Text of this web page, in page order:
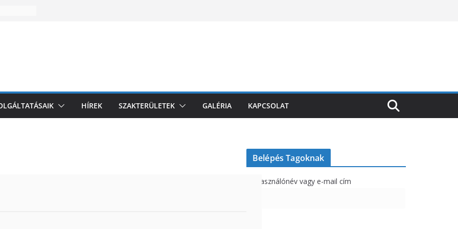
EU-
HÍREK SZAKTERÜLETEK GALÉRIA KAPCSOLAT
Belépés Tagoknak
Felhasználónév vagy e-mail cím